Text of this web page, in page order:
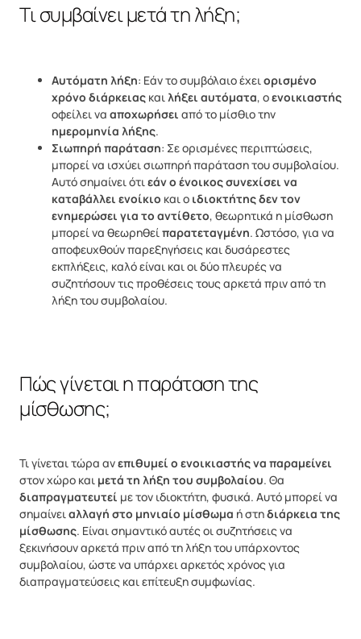
Τι συμβαίνει μετά τη λήξη;
Αυτόματη λήξη: Εάν το συμβόλαιο έχειορισμένο
χρόνο διάρκειας καιλήξει αυτόματα, οενοικιαστής
οφείλει να αποχωρήσει από το μίσθιο την
ημερομηνία λήξης.
Σιωπηρή παράταση: Σε ορισμένες περιπτώσεις,
μπορεί να ισχύει σιωπηρή παράταση του συμβολαίου.
Αυτό σημαίνει ότιεάν ο ένοικος συνεχίσει να
καταβάλλει ενοίκιο και ο ιδιοκτήτης δεν τον
ενημερώσει για το αντίθετο, θεωρητικά η μίσθωση
μπορεί να θεωρηθείπαρατεταγμένη. Ωστόσο, για να
αποφευχθούν παρεξηγήσεις και δυσάρεστες
εκπλήξεις, καλό είναι και οι δύο πλευρές να
συζητήσουν τις προθέσεις τους αρκετά πριν από τη
λήξη του συμβολαίου.
Πώς γίνεται η παράταση της
μίσθωσης;
Τι γίνεται τώρα ανεπιθυμεί ο ενοικιαστής να παραμείνει
στον χώρο και μετά τη λήξη του συμβολαίου. Θα
διαπραγματευτεί με τον ιδιοκτήτη, φυσικά. Αυτό μπορεί να
σημαίνειαλλαγή στο μηνιαίο μίσθωμα ή στηδιάρκεια της
μίσθωσης. Είναι σημαντικό αυτές οι συζητήσεις να
ξεκινήσουν αρκετά πριν από τη λήξη του υπάρχοντος
συμβολαίου, ώστε να υπάρχει αρκετός χρόνος για
διαπραγματεύσεις και επίτευξη συμφωνίας.